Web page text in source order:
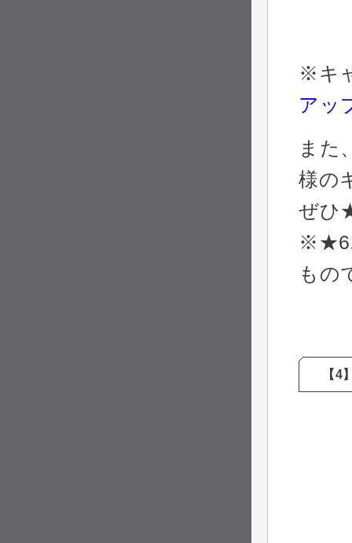
※キ
アッ
また
様の
ぜひ
※★6
もの
【4